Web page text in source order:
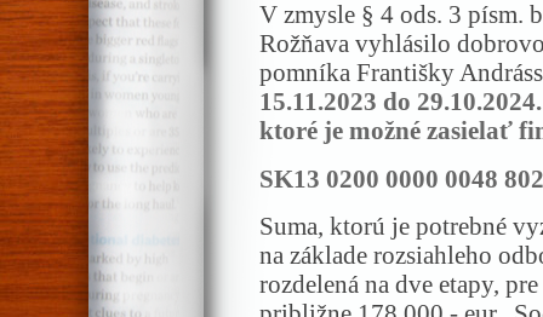
V zmysle § 4 ods. 3 písm.
Rožňava vyhlásilo
pomníka Františky
15.11.2023 do 29.10.2024
ktoré je možné zasielať
SK13 0200 0000 0048
Suma, ktorú je potrebné
na základe rozsiahleho
rozdelená na dve etapy,